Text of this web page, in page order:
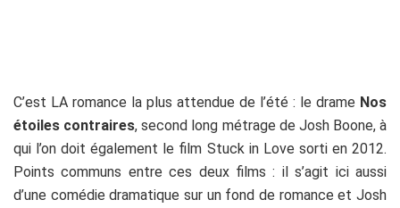
C’est LA romance la plus attendue de l’été : le drame Nos
étoiles contraires, second long métrage de Josh Boone, à
qui l’on doit également le film Stuck in Love sorti en 2012.
Points communs entre ces deux films : il s’agit ici aussi
d’une comédie dramatique sur un fond de romance et Josh